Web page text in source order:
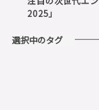
2025」
選択中のタグ